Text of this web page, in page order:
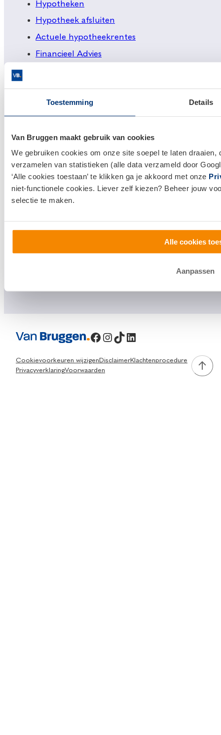
Toestemming Details
Van Bruggen maakt gebruik van cookies
We gebruiken cookies om onze site soepel te laten
verzamelen van statistieken (alle data verzameld door
‘Alle cookies toestaan’ te klikken ga je akkoord met onze
niet-functionele cookies. Liever zelf kiezen? Beheer jouw
selectie te maken.
Alle cookies
Aanpassen
Hypotheken
Hypotheek afsluiten
Actuele hypotheekrentes
Financieel Advies
Makelaardij
Huis kopen
Klantenservice en contact
Bezoek eenvestigingbij jou in de buurt, of neem
contact met ons op.
0800 1600
Facebook
Instagram
TikTok
LinkedIn
Cookievoorkeuren wijzigen DisclaimerKlachtenprocedure
PrivacyverklaringVoorwaarden